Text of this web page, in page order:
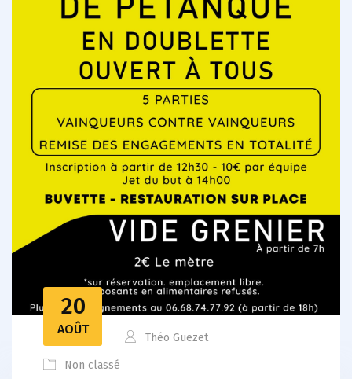
20
AOÛT
Théo Guezet
Non classé